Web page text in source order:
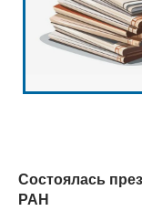
Состоялась
РАН